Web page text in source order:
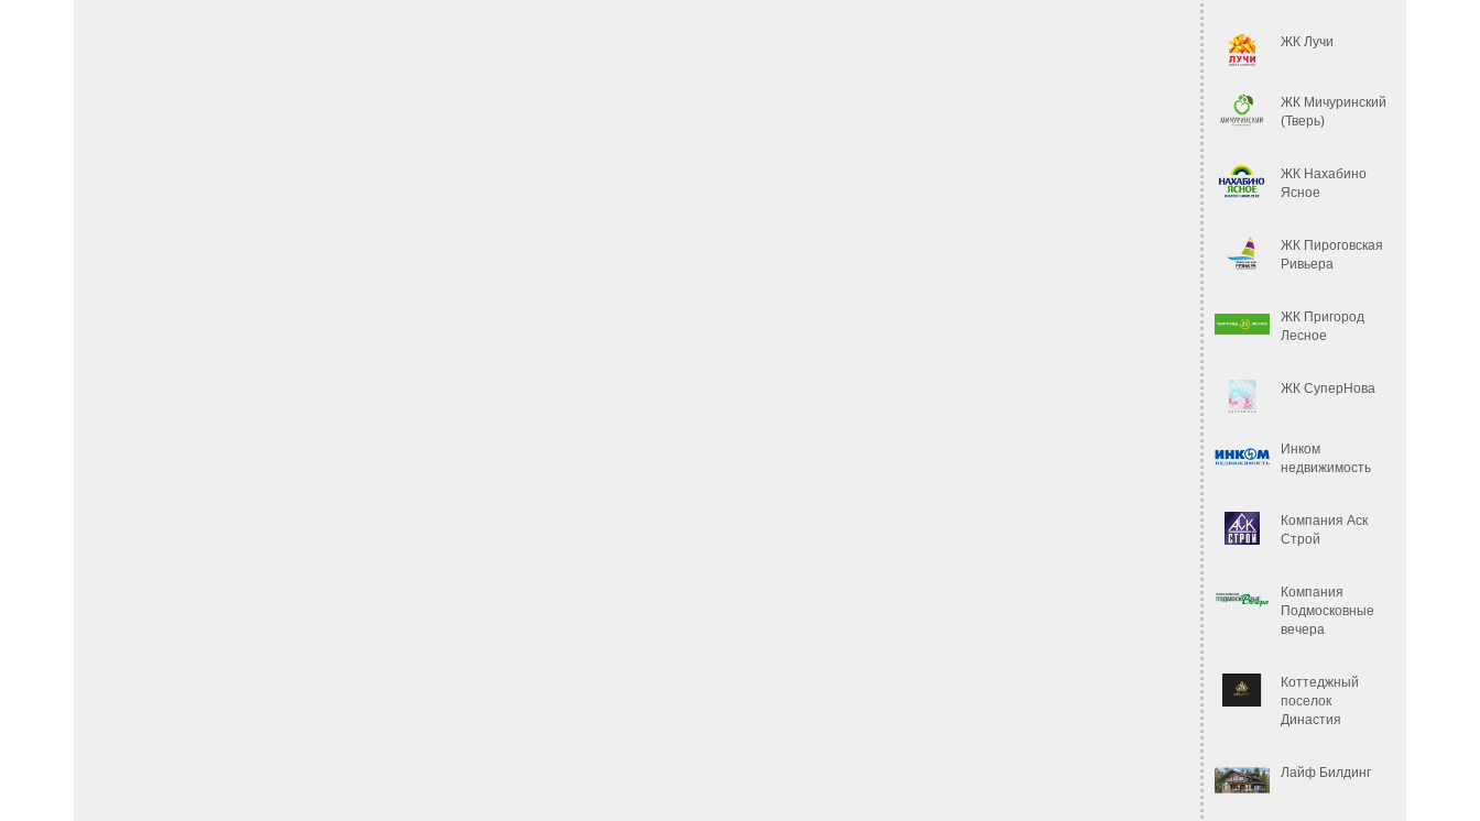
ЖК Лучи
ЖК Мичуринский
(Тверь)
ЖК Нахабино
Ясное
ЖК Пироговская
Ривьера
ЖК Пригород
Лесное
ЖК СуперНова
Инком
недвижимость
Компания Аск
Строй
Компания
Подмосковные
вечера
Коттеджный
поселок
Династия
Лайф Билдинг